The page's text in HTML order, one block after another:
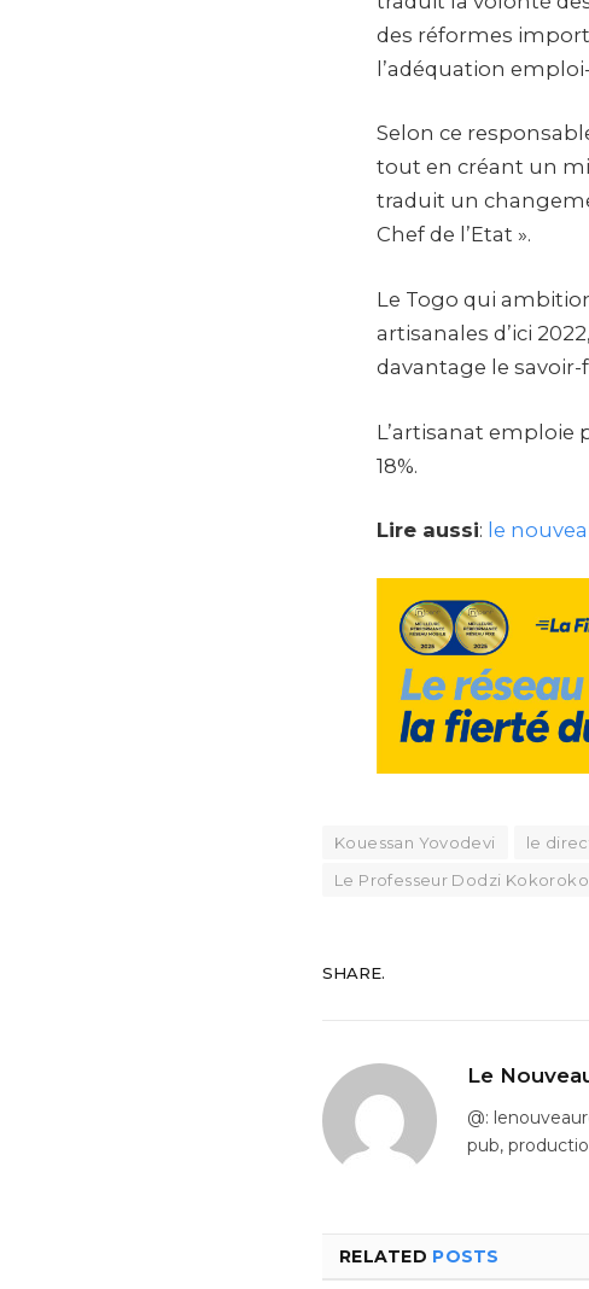
des réformes
l’adéquation
Selon ce
tout en créant un
traduit un
Chef de l’Etat ».
Le Togo qui
artisanales d’ici
davantage le savoir-
L’artisanat emploie
18%.
Lire aussi: le
Kouessan Yovodevi le
Le Professeur Dodzi Kokoroko
SHARE.
Le
@:
pub,
RELATED POSTS